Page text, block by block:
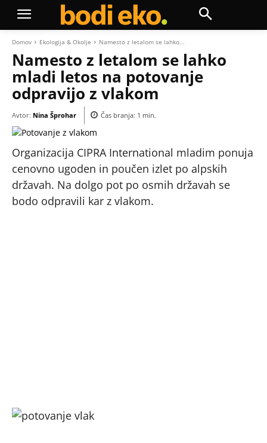
Domov Ekologija & Okolje Namesto z letalom se lahko...
Namesto z letalom se lahko
mladi letos na potovanje
odpravijo z vlakom
Avtor: Nina Šprohar Čas branja: 1 min.
Organizacija CIPRA International mladim ponuja
cenovno ugoden in poučen izlet po alpskih
državah. Na dolgo pot po osmih državah se
bodo odpravili kar z vlakom.